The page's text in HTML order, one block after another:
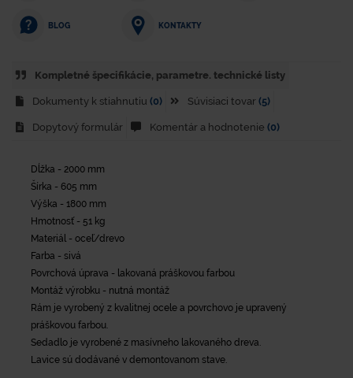
BLOG KONTAKTY
Kompletné špecifikácie, parametre. technické listy
Dokumenty k stiahnutiu (0) Súvisiaci tovar (5)
Dopytový formulár Komentár a hodnotenie (0)
Dĺžka - 2000 mm
Šírka - 605 mm
Výška - 1800 mm
Hmotnosť - 51 kg
Materiál - oceľ/drevo
Farba - sivá
Povrchová úprava - lakovaná práškovou farbou
Montáž výrobku - nutná montáž
Rám je vyrobený z kvalitnej ocele a povrchovo je upravený
práškovou farbou.
Sedadlo je vyrobené z masívneho lakovaného dreva.
Lavice sú dodávané v demontovanom stave.